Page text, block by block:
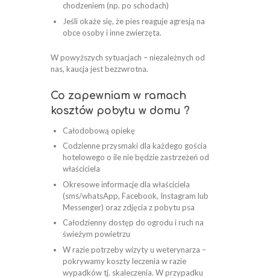
chodzeniem (np. po schodach)
Jeśli okaże się, że pies reaguje agresją na
obce osoby i inne zwierzęta.
W powyższych sytuacjach – niezależnych od
nas, kaucja jest bezzwrotna.
Co zapewniam w ramach
kosztów pobytu w domu ?
Całodobową opiekę
Codzienne przysmaki dla każdego gościa
hotelowego o ile nie będzie zastrzeżeń od
właściciela
Okresowe informacje dla właściciela
(sms/whatsApp, Facebook, Instagram lub
Messenger) oraz zdjęcia z pobytu psa
Całodzienny dostęp do ogrodu i ruch na
świeżym powietrzu
W razie potrzeby wizyty u weterynarza –
pokrywamy koszty leczenia w razie
wypadków tj. skaleczenia. W przypadku